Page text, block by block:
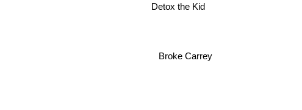
Detox the Kid
Broke Carrey